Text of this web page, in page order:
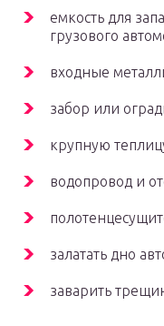
емкость для
грузового
входные
забор или
крупную
водопровод и
залатать дно
заварить